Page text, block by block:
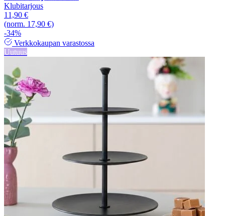
Klubitarjous
11,90 €
(norm. 17,90 €)
-34%
Verkkokaupan varastossa
Uutuus